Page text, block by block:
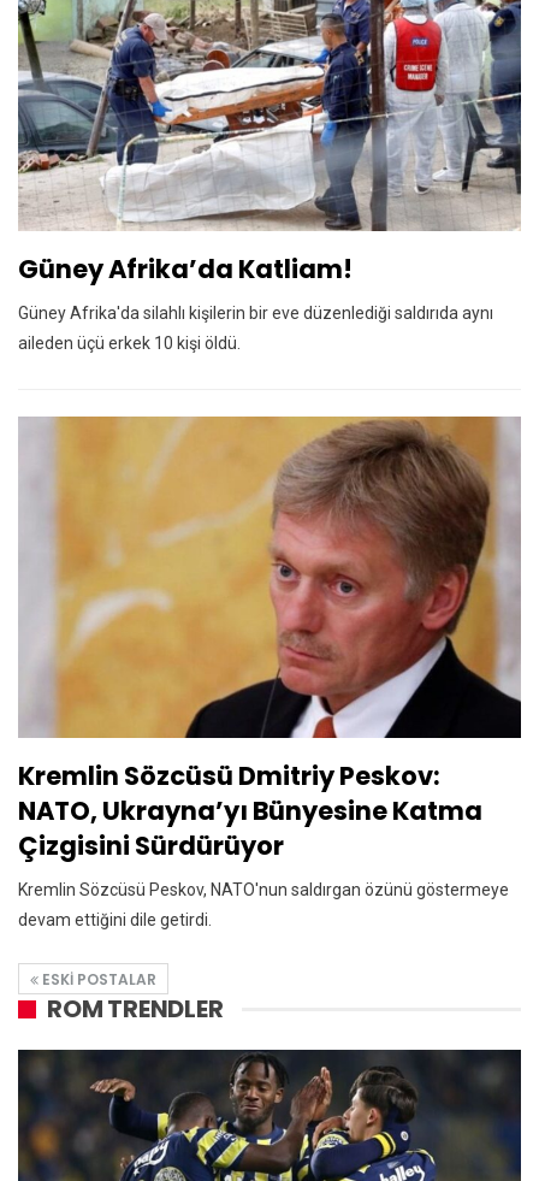
Güney Afrika’da Katliam!
Güney Afrika'da silahlı kişilerin bir eve düzenlediği saldırıda aynı
aileden üçü erkek 10 kişi öldü.
Kremlin Sözcüsü Dmitriy Peskov:
NATO, Ukrayna’yı Bünyesine Katma
Çizgisini Sürdürüyor
Kremlin Sözcüsü Peskov, NATO'nun saldırgan özünü göstermeye
devam ettiğini dile getirdi.
ESKI POSTALAR
ROM TRENDLER